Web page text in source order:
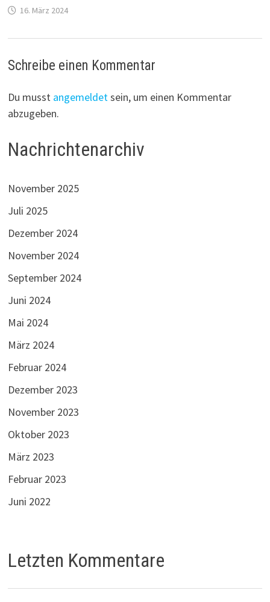
16. März 2024
Schreibe einen Kommentar
Du musst angemeldetsein, um einen Kommentar
abzugeben.
Nachrichtenarchiv
November 2025
Juli 2025
Dezember 2024
November 2024
September 2024
Juni 2024
Mai 2024
März 2024
Februar 2024
Dezember 2023
November 2023
Oktober 2023
März 2023
Februar 2023
Juni 2022
Letzten Kommentare